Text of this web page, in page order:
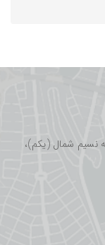
نسیم شمال (یکم)،